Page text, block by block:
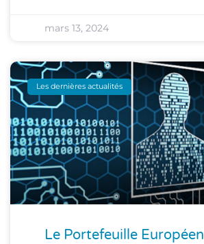
mars 13, 2024
Les dernières actualités
Le Portefeuille Européen